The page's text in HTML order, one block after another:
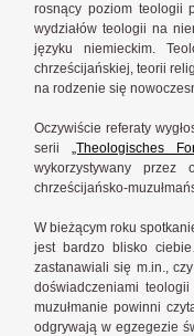
rosnący poziom teologii
wydziałów teologii na
języku niemieckim.
chrześcijańskiej, teorii
na rodzenie się
Oczywiście referaty
serii„Theologisches
wykorzystywany
chrześcijańsko-
W bieżącym roku
jest bardzo blisko
zastanawiali się m.in.,
doświadczeniami
muzułmanie powinni
odgrywają w egzegezie